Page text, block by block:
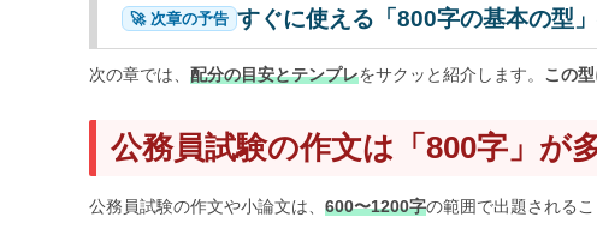
🚀 次章の予告 すぐに使える「800字の基本の型
次の章では、 配分の目安とテンプレをサクッと紹介します。 この
公務員試験の作文は「800字」が
公務員試験の作文や小論文は、 600〜1200字の範囲で出題されるこ